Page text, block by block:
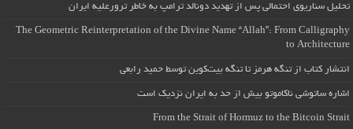
تحلیل سناریوی احتمالی پس از تهدید دونالد ترامپ به خاطر ترورعلیه ایران
The Geometric Reinterpretation of the Divine Name “Allah”: From Calligraphy
to Architecture
انتشار کتاب از تنگه هرمز تا تنگه بیت‌کوین توسط حمید رابعی
اشاره ساتوشی ناکاموتو بیش از حد به ایران نزدیک است
From the Strait of Hormuz to the Bitcoin Strait